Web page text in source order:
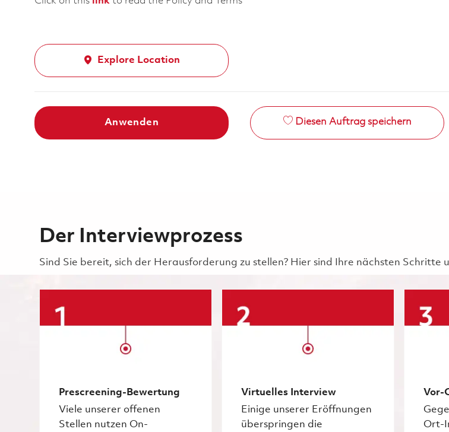
Explore Location
Anwenden Diesen Auftrag speichern
Der Interviewprozess
Sind Sie bereit, sich der Herausforderung zu stellen? Hier sind Ihre nächsten Schritte
Prescreening-Bewertung
Viele unserer offenen
Stellen nutzen On-
Virtuelles Interview
Einige unserer Eröffnungen
überspringen die
Vor-
Ort-